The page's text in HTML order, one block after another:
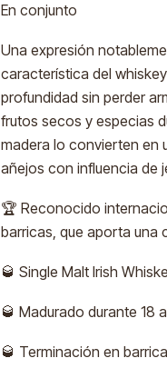
En conjunto
Una expresión
característica del
profundidad sin perder
frutos secos y especias
madera lo convierten en
añejos con influencia de
🏆 Reconocido
barricas, que aporta una
🥃 Single Malt Irish
🥃 Madurado durante 18
🥃 Terminación en